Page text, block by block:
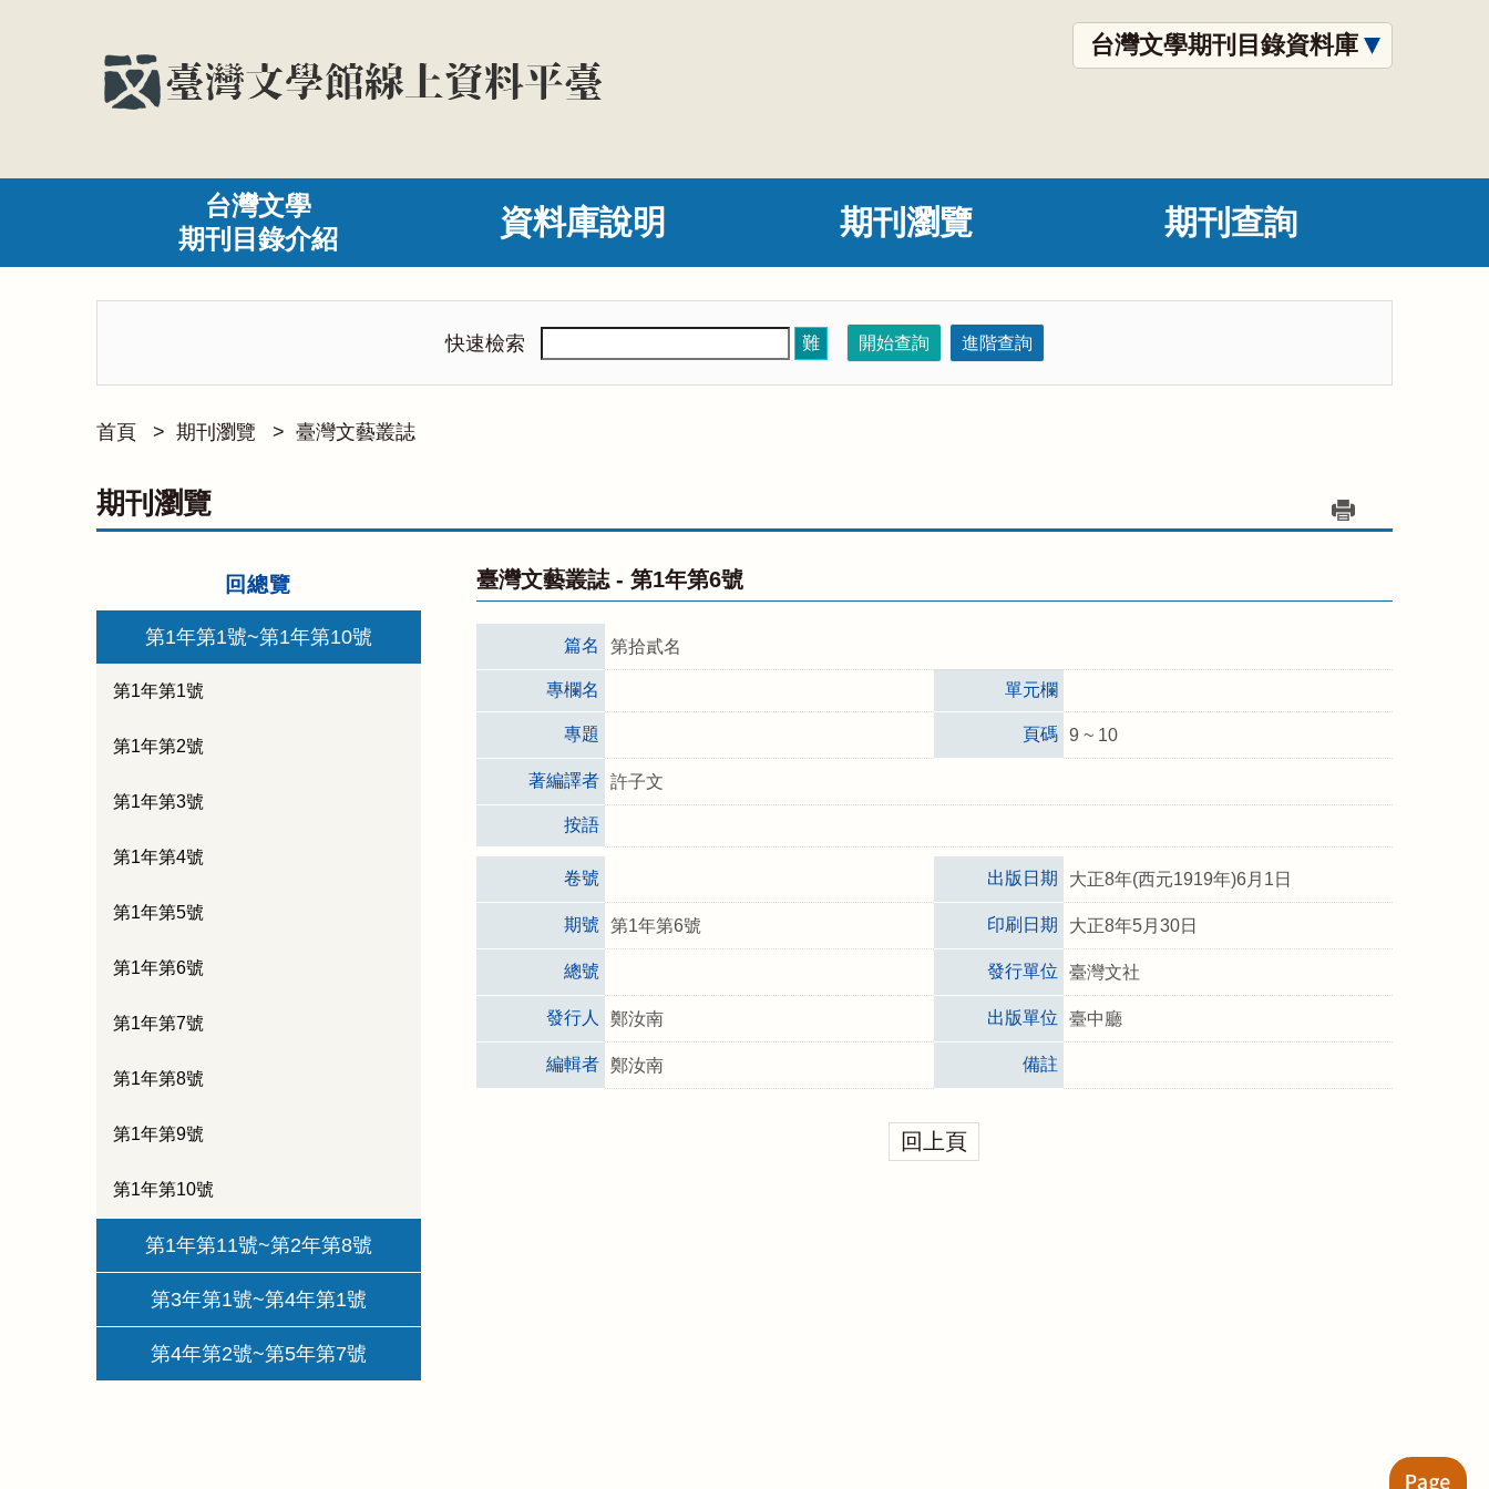
台灣文學期刊目錄資料庫
台灣文學
期刊目錄介紹
資料庫說明 期刊瀏覽 期刊查詢
快速檢索 難 開始查詢 進階查詢
首頁 > 期刊瀏覽 > 臺灣文藝叢誌
期刊瀏覽
回總覽
第1年第1號~第1年第10號
第1年第1號
第1年第2號
第1年第3號
第1年第4號
第1年第5號
第1年第6號
第1年第7號
第1年第8號
第1年第9號
第1年第10號
第1年第11號~第2年第8號
第3年第1號~第4年第1號
第4年第2號~第5年第7號
臺灣文藝叢誌 - 第1年第6號
篇名 第拾貳名
專欄名 單元欄
專題 頁碼 9 ~ 10
著編譯者 許子文
按語
卷號 出版日期 大正8年(西元1919年)6月1日
期號 第1年第6號 印刷日期 大正8年5月30日
總號 發行單位 臺灣文社
發行人 鄭汝南 出版單位 臺中廳
編輯者 鄭汝南 備註
回上頁